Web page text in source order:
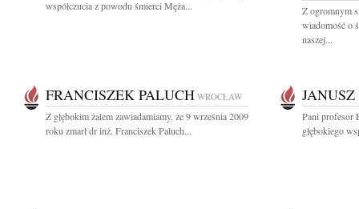
współczucia z powodu śmierci Męża...
Z ogromnym
wiadomość o
naszej...
FRANCISZEK PALUCH WROCŁAW
Z głębokim żalem zawiadamiamy, że 9 września 2009
roku zmarł dr inż. Franciszek Paluch...
Pani profesor
głębokiego